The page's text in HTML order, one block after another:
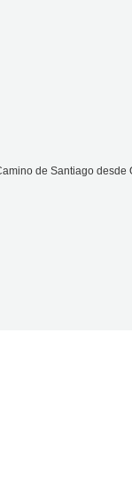
de Santiago